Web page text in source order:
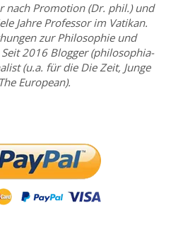
nach Promotion (Dr. phil.) und
Jahre Professor im Vatikan.
zur Philosophie und
2016 Blogger (philosophia-
(u.a. für die Die Zeit, Junge
European).